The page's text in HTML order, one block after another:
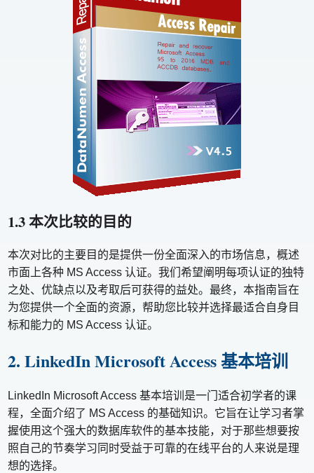
1.3 本次比较的目的
本次对比的主要目的是提供一份全面深入的市场信息，概述
市面上各种 MS Access 认证。我们希望阐明每项认证的独特
之处、优缺点以及考取后可获得的益处。最终，本指南旨在
为您提供一个全面的资源，帮助您比较并选择最适合自身目
标和能力的 MS Access 认证。
2. LinkedIn Microsoft Access 基本培训
LinkedIn Microsoft Access 基本培训是一门适合初学者的课
程，全面介绍了 MS Access 的基础知识。它旨在让学习者掌
握使用这个强大的数据库软件的基本技能，对于那些想要按
照自己的节奏学习同时受益于可靠的在线平台的人来说是理
想的选择。